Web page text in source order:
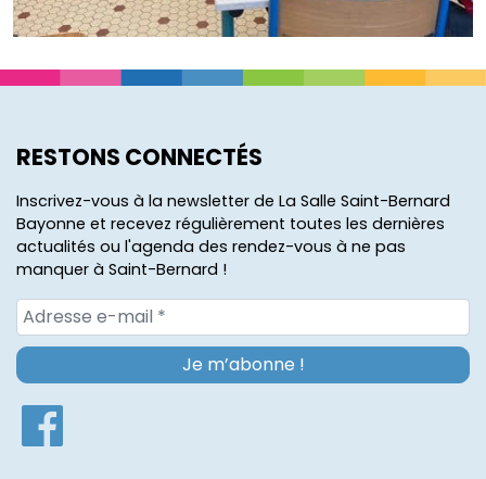
RESTONS CONNECTÉS
Inscrivez-vous à la newsletter de La Salle Saint-Bernard
Bayonne et recevez régulièrement toutes les dernières
actualités ou l'agenda des rendez-vous à ne pas
manquer à Saint-Bernard !